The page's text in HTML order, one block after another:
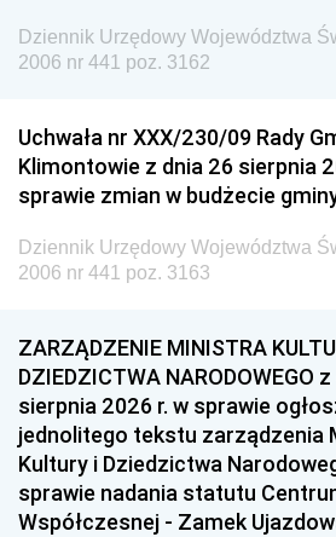
Dziennik Urzędowy Województwa
2006 nr 441 poz. 3162
Uchwała nr XXX/230/09 Rady
Klimontowie z dnia 26 sierpnia
sprawie zmian w budżecie
Dziennik Urzędowy Województwa
2006 nr 441 poz. 3163
ZARZĄDZENIE MINISTRA
DZIEDZICTWA NARODOWEGO
sierpnia 2026 r. w sprawie
jednolitego tekstu zarządzenia
Kultury i Dziedzictwa
sprawie nadania statutu
Współczesnej - Zamek